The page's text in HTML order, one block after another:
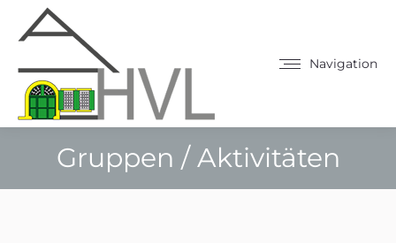
Navigation
Gruppen / Aktivitäten
Sie befinden sich hier: